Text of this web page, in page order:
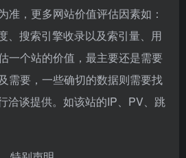
准，更多网站价值评估因素如：
、搜索引擎收录以及索引量、用
一个站的价值，最主要还是需要
需要，一些确切的数据则需要找
洽谈提供。如该站的IP、PV、跳